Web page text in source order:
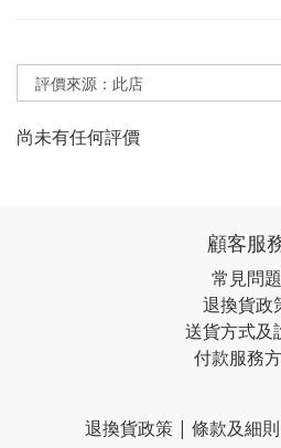
尚未有任何評價
顧客服
常見問題
退換貨政
送貨方式及
付款服務
退換貨政策 | 條款及細